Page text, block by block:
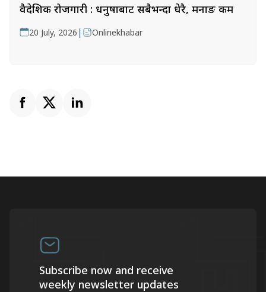
वैदेशिक रोजगारी : धनुषाबाट सबैभन्दा धेरै, मनाङ कम
20 July, 2026 | Onlinekhabar
Subscribe now and receive
weekly newsletter updates